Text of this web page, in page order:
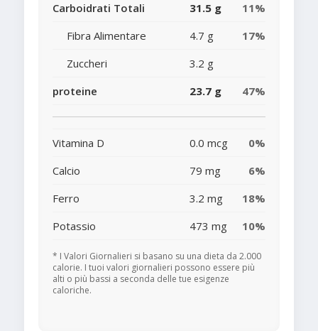
Carboidrati Totali
31.5 g
11%
Fibra Alimentare
4.7 g
17%
Zuccheri
3.2 g
proteine
23.7 g 47%
Vitamina D 0.0 mcg
0%
Calcio
79 mg
6%
Ferro
3.2 mg
18%
Potassio
473 mg 10%
* I Valori Giornalieri si basano su una dieta da 2.000
calorie. I tuoi valori giornalieri possono essere più
alti o più bassi a seconda delle tue esigenze
caloriche.